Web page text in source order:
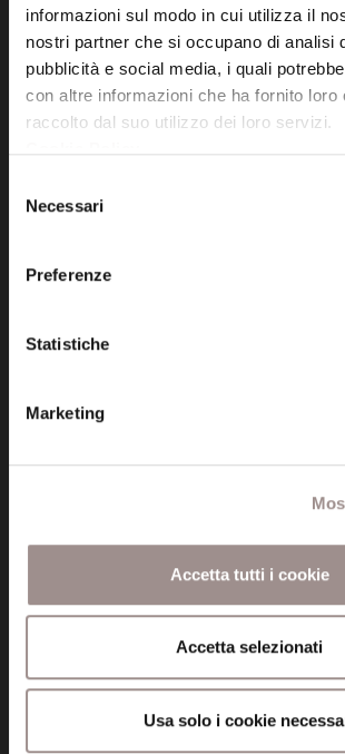
informazioni sul modo in cui utilizza il
nostri partner che si occupano di analisi
pubblicità e social media, i quali
con altre informazioni che ha fornito loro
raccolto dal suo utilizzo dei loro servizi.
delNecessari
Preferenze
Statistiche
Marketing
Accetta tutti i cookie
Accetta selezionati
Usa solo i cookie
Seguici
Certificazioni
Biblioteca
Centro Culturale
Centro Studi Religiosi